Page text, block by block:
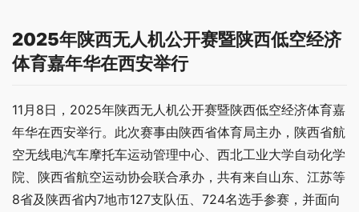
2025年陕西无人机公开赛暨陕西低空经济
体育嘉年华在西安举行
11月8日，2025年陕西无人机公开赛暨陕西低空经济体育嘉
年华在西安举行。此次赛事由陕西省体育局主办，陕西省航
空无线电汽车摩托车运动管理中心、西北工业大学自动化学
院、陕西省航空运动协会联合承办，共有来自山东、江苏等
8省及陕西省内7地市127支队伍、724名选手参赛，并面向